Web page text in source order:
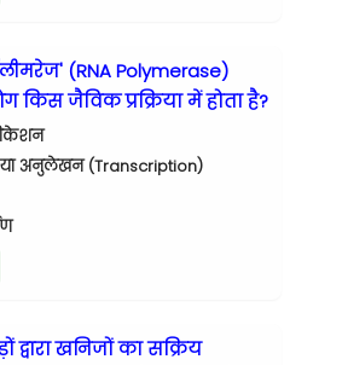
(RNA Polymerase)
किस जैविक प्रक्रिया में होता है?
या अनुलेखन (Transcription)
द्वारा खनिजों का सक्रिय